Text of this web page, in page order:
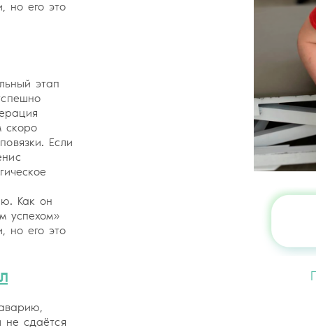
но его это
этап
скоро
Если
Как он
успехом»
но его это
не сдаётся